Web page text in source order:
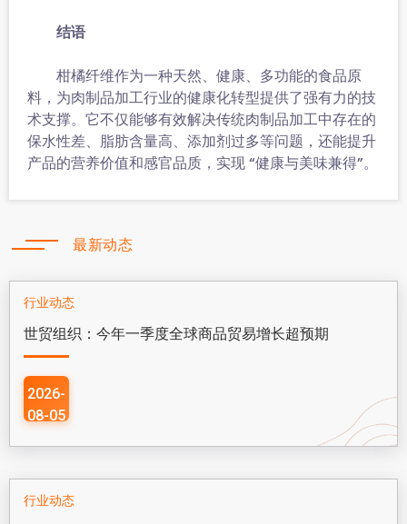
结语
柑橘纤维作为一种天然、健康、多功能的食品原
料，为肉制品加工行业的健康化转型提供了强有力的技
术支撑。它不仅能够有效解决传统肉制品加工中存在的
保水性差、脂肪含量高、添加剂过多等问题，还能提升
产品的营养价值和感官品质，实现 “健康与美味兼得”。
最新动态
行业动态
世贸组织：今年一季度全球商品贸易增长超预期
2026-
08-05
行业动态